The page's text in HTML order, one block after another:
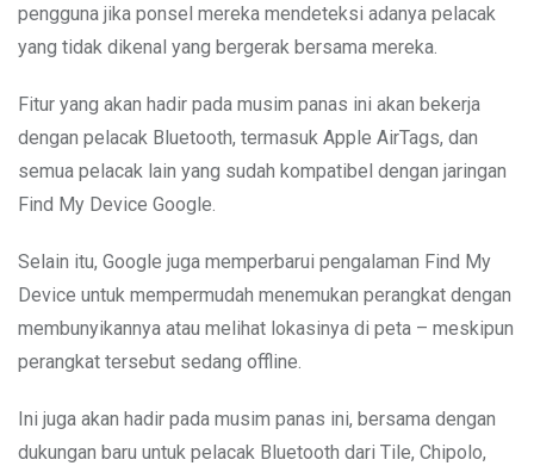
pengguna jika ponsel mereka mendeteksi adanya pelacak
yang tidak dikenal yang bergerak bersama mereka.
Fitur yang akan hadir pada musim panas ini akan bekerja
dengan pelacak Bluetooth, termasuk Apple AirTags, dan
semua pelacak lain yang sudah kompatibel dengan jaringan
Find My Device Google.
Selain itu, Google juga memperbarui pengalaman Find My
Device untuk mempermudah menemukan perangkat dengan
membunyikannya atau melihat lokasinya di peta – meskipun
perangkat tersebut sedang offline.
Ini juga akan hadir pada musim panas ini, bersama dengan
dukungan baru untuk pelacak Bluetooth dari Tile, Chipolo,